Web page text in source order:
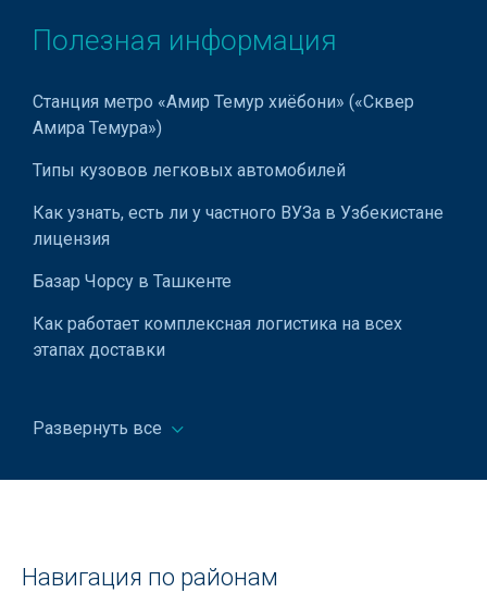
Разработка дизайна брендбука
Высечка этикеток
Телемаркетинг
Изготовление ID-карт
Реклама на Led экранах
Полезная информация
Станция метро «Амир Темур хиёбони» («Сквер
Амира Темура»)
Типы кузовов легковых автомобилей
Как узнать, есть ли у частного ВУЗа в Узбекистане
лицензия
Базар Чорсу в Ташкенте
Как работает комплексная логистика на всех
этапах доставки
"Госпитальный")
подлинность?
Стратегии карьерного роста: вертикальный vs.
Развернуть все
Навигация по районам